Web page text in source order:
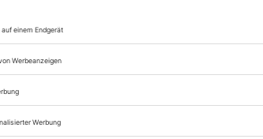
Lesegenuss auf
Zugang zum
Opernwelt
Sie können alle Vorteile